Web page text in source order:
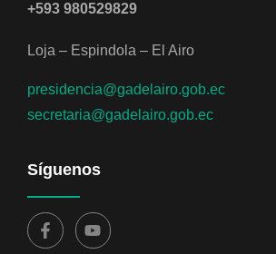
+593 980529829
Loja – Espindola – El Airo
presidencia@gadelairo.gob.ec
secretaria@gadelairo.gob.ec
Síguenos